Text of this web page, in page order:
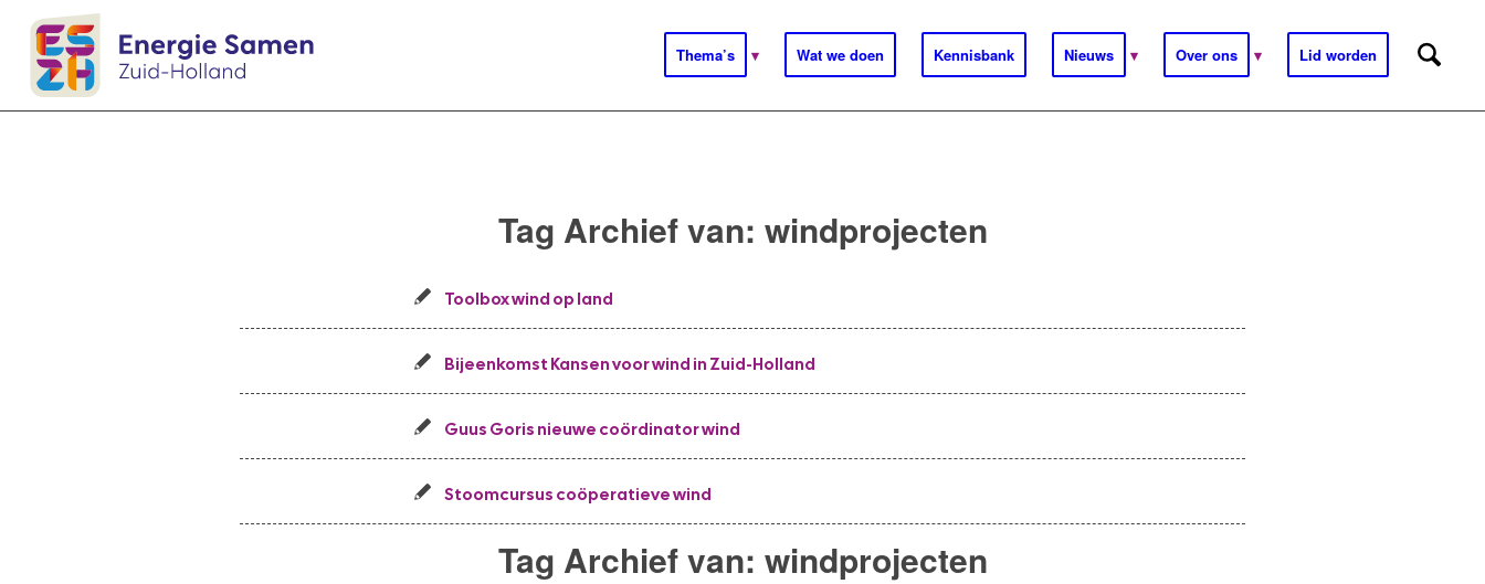
Thema’s Wat we doen Kennisbank Nieuws Over ons Lid worden
Tag Archief van: windprojecten
Toolbox wind op land
Bijeenkomst Kansen voor wind in Zuid-Holland
Guus Goris nieuwe coördinator wind
Stoomcursus coöperatieve wind
Tag Archief van: windprojecten